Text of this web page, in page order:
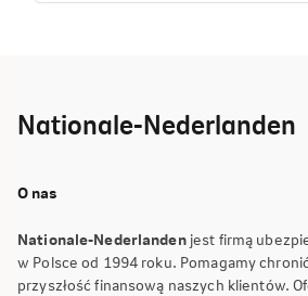
Nationale-Nederlanden
O nas
Nationale-Nederlanden jest firmą
w Polsce od 1994 roku. Pomagamy
przyszłość finansową naszych klientów.